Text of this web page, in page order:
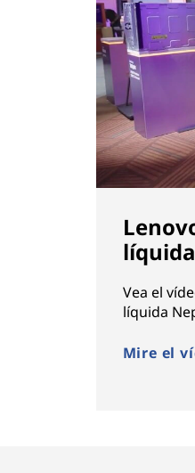
líquida
Vea el
líquida
Mire el